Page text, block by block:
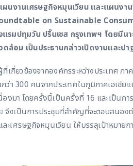
งานเศรษฐกิจหมุนเวียน และแผนงา
on Sustainable
รมปทุมวัน ปริ๊นเซส กรุงเทพฯ โดยมีน
ล้อม เป็นประธานกล่าวเปิดงานและป
กี่ยวข้องจากองค์กรระหว่างประเทศ ภา
ว่า 300 คนจากประเทศในภูมิภาคเอเชี
องมา โดยครั้งนี้เป็นครั้งที่ 16 และเป็นก
งเป็นการประชุมที่สำคัญที่จะตอบสนอง
เศรษฐกิจหมุนเวียน ให้บรรลุเป้าหมาย